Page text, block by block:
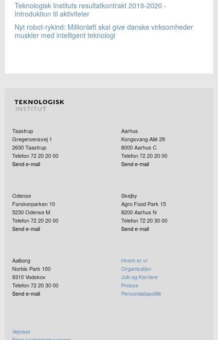
Teknologisk Instituts resultatkontrakt 2019-2020 -
Introduktion til aktiviteter
Nyt robot-rykind: Millionløft skal give danske virksomheder
muskler med intelligent teknologi
Taastrup
Gregersensvej 1
2630Taastrup
Telefon 72 20 20 00
Send e-mail
Aarhus
Kongsvang Allé 29
8000Aarhus C
Telefon 72 20 20 00
Send e-mail
Odense
Forskerparken 10
5230Odense M
Telefon 72 20 20 00
Send e-mail
Skejby
Agro Food Park 15
8200Aarhus N
Telefon 72 20 30 00
Send e-mail
Aalborg
Norbis Park 100
9310Vodskov
Telefon 72 20 30 00
Send e-mail
Hvem er vi
Organisation
Job og Karriere
Presse
Persondatapolitik
Vejviser